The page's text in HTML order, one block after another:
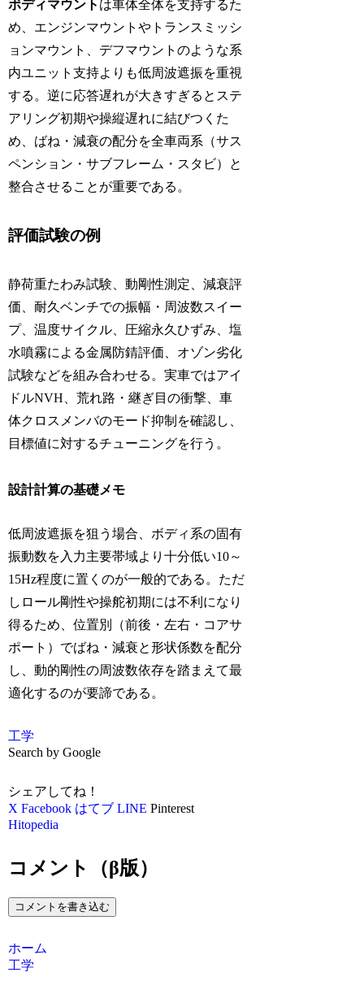
ボディマウント は車体全体を支持するた
め、エンジンマウントやトランスミッシ
ョンマウント、デフマウントのような系
内ユニット支持よりも低周波遮振を重視
する。逆に応答遅れが大きすぎるとステ
アリング初期や操縦遅れに結びつくた
め、ばね・減衰の配分を全車両系（サス
ペンション・サブフレーム・スタビ）と
整合させることが重要である。
評価試験の例
静荷重たわみ試験、動剛性測定、減衰評
価、耐久ベンチでの振幅・周波数スイー
プ、温度サイクル、圧縮永久ひずみ、塩
水噴霧による金属防錆評価、オゾン劣化
試験などを組み合わせる。実車ではアイ
ドルNVH、荒れ路・継ぎ目の衝撃、車
体クロスメンバのモード抑制を確認し、
目標値に対するチューニングを行う。
設計計算の基礎メモ
低周波遮振を狙う場合、ボディ系の固有
振動数を入力主要帯域より十分低い10～
15Hz程度に置くのが一般的である。ただ
しロール剛性や操舵初期には不利になり
得るため、位置別（前後・左右・コアサ
ポート）でばね・減衰と形状係数を配分
し、動的剛性の周波数依存を踏まえて最
適化するのが要諦である。
工学
Search by Google
シェアしてね！
X Facebook はてブ LINE Pinterest
Hitopedia
コメント（β版）
コメントを書き込む
ホーム
工学